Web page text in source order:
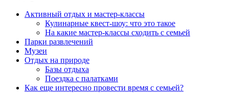
Активный отдых и мастер-классы
Кулинарные квест-шоу: что это такое
На какие мастер-классы сходить с семьей
Парки развлечений
Музеи
Отдых на природе
Базы отдыха
Поездка с палатками
Как еще интересно провести время с семьей?